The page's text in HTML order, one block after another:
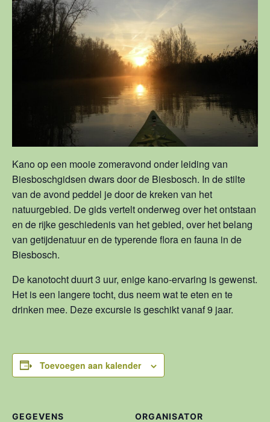
Kano op een mooie zomeravond onder leiding van
Biesboschgidsen dwars door de Biesbosch. In de stilte
van de avond peddel je door de kreken van het
natuurgebied. De gids vertelt onderweg over het ontstaan
en de rijke geschiedenis van het gebied, over het belang
van getijdenatuur en de typerende flora en fauna in de
Biesbosch.
De kanotocht duurt 3 uur, enige kano-ervaring is gewenst.
Het is een langere tocht, dus neem wat te eten en te
drinken mee. Deze excursie is geschikt vanaf 9 jaar.
Toevoegen aan kalender
GEGEVENS
ORGANISATOR